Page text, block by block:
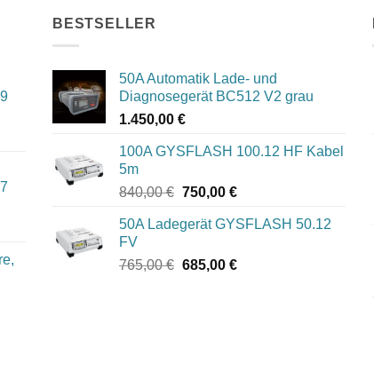
BESTSELLER
50A Automatik Lade- und
Diagnosegerät BC512 V2 grau
1.450,00 €
100A GYSFLASH 100.12 HF Kabel
5m
840,00€ Ursprünglicher
war:
750,00 €Aktueller
ist:
50A Ladegerät GYSFLASH 50.12
FV
765,00€ Ursprünglicher
685,00 €Aktueller